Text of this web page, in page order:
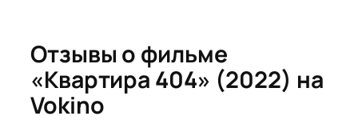
Отзывы о фильме
«Квартира 404» (2022) на
Vokino